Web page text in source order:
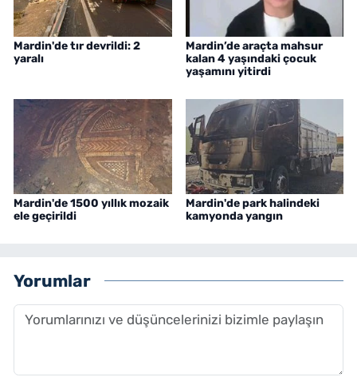
Mardin'de tır devrildi: 2
yaralı
Mardin’de araçta mahsur
kalan 4 yaşındaki çocuk
yaşamını yitirdi
Mardin'de 1500 yıllık mozaik
ele geçirildi
Mardin'de park halindeki
kamyonda yangın
Yorumlar